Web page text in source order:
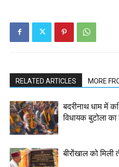
RELATED ARTICLES MORE
बदरीनाथ धाम में
विधायक बुटोला
बीरोंखाल को मिली